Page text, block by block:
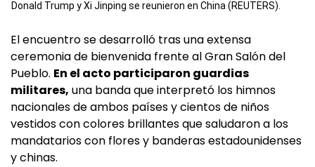
Donald Trump y Xi Jinping se reunieron en China (REUTERS).
El encuentro se desarrolló tras una extensa
ceremonia de bienvenida frente al Gran Salón del
Pueblo. En el acto participaron guardias
militares, una banda que interpretó los himnos
nacionales de ambos países y cientos de niños
vestidos con colores brillantes que saludaron a los
mandatarios con flores y banderas estadounidenses
y chinas.